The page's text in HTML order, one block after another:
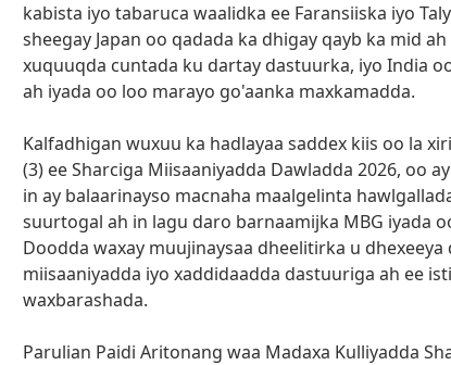
kabista iyo tabaruca waalidka ee Faransiiska iyo
sheegay Japan oo qadada ka dhigay qayb ka mid ah
xuquuqda cuntada ku dartay dastuurka, iyo India
ah iyada oo loo marayo go'aanka maxkamadda.
Kalfadhigan wuxuu ka hadlayaa saddex kiis oo la
(3) eeSharciga Miisaaniyadda Dawladda 2026, oo ay
in ay balaarinayso macnaha maalgelinta
suurtogal ah in lagu daro barnaamijka MBG iyada
Doodda waxay muujinaysaa dheelitirka u dhexeeya
miisaaniyadda iyo xaddidaadda dastuuriga ah ee
waxbarashada.
Parulian Paidi Aritonang waa Madaxa Kulliyadda